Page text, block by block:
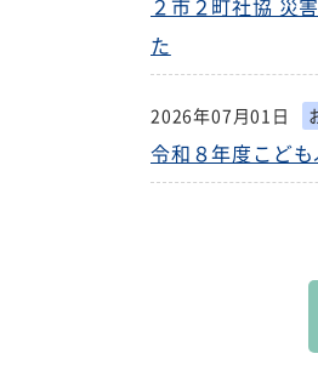
２市２町社協 災
た
2026年07月01日
令和８年度こど